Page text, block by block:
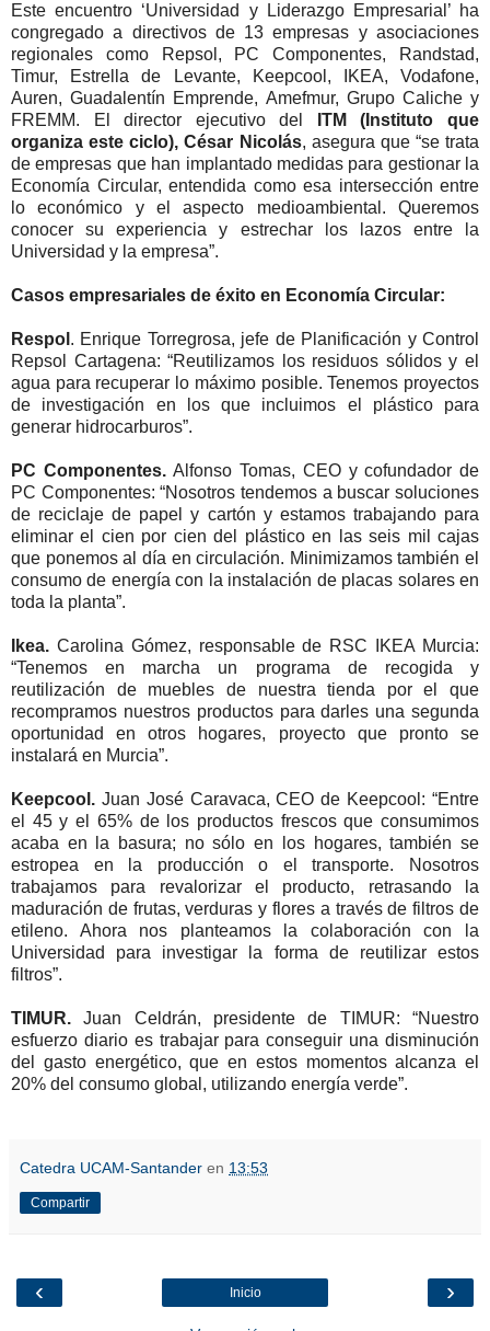
Este encuentro ‘Universidad y Liderazgo Empresarial’ ha
congregado a directivos de 13 empresas y asociaciones
regionales como Repsol, PC Componentes, Randstad,
Timur, Estrella de Levante, Keepcool, IKEA, Vodafone,
Auren, Guadalentín Emprende, Amefmur, Grupo Caliche y
FREMM. El director ejecutivo del
ITM (Instituto que
organiza este ciclo), César Nicolás, asegura que “se trata
de empresas que han implantado medidas para gestionar la
Economía Circular, entendida como esa intersección entre
lo económico y el aspecto medioambiental. Queremos
conocer su experiencia y estrechar los lazos entre la
Universidad y la empresa”.
Casos empresariales de éxito en Economía Circular:
Respol . Enrique Torregrosa, jefe de Planificación y Control
Repsol Cartagena: “Reutilizamos los residuos sólidos y el
agua para recuperar lo máximo posible. Tenemos proyectos
de investigación en los que incluimos el plástico para
generar hidrocarburos”.
PC Componentes.Alfonso Tomas, CEO y cofundador de
PC Componentes: “Nosotros tendemos a buscar soluciones
de reciclaje de papel y cartón y estamos trabajando para
eliminar el cien por cien del plástico en las seis mil cajas
que ponemos al día en circulación. Minimizamos también el
consumo de energía con la instalación de placas solares en
toda la planta”.
Ikea. Carolina Gómez, responsable de RSC IKEA Murcia:
“Tenemos en marcha un programa de recogida y
reutilización de muebles de nuestra tienda por el que
recompramos nuestros productos para darles una segunda
oportunidad en otros hogares, proyecto que pronto se
instalará en Murcia”.
Keepcool . Juan José Caravaca, CEO de Keepcool: “Entre
el 45 y el 65% de los productos frescos que consumimos
acaba en la basura; no sólo en los hogares, también se
estropea en la producción o el transporte. Nosotros
trabajamos para revalorizar el producto, retrasando la
maduración de frutas, verduras y flores a través de filtros de
etileno. Ahora nos planteamos la colaboración con la
Universidad para investigar la forma de reutilizar estos
filtros”.
TIMUR. Juan Celdrán, presidente de TIMUR: “Nuestro
esfuerzo diario es trabajar para conseguir una disminución
del gasto energético, que en estos momentos alcanza el
20% del consumo global, utilizando energía verde”.
Catedra UCAM-Santander en 13:53
Compartir
‹ ›
Inicio